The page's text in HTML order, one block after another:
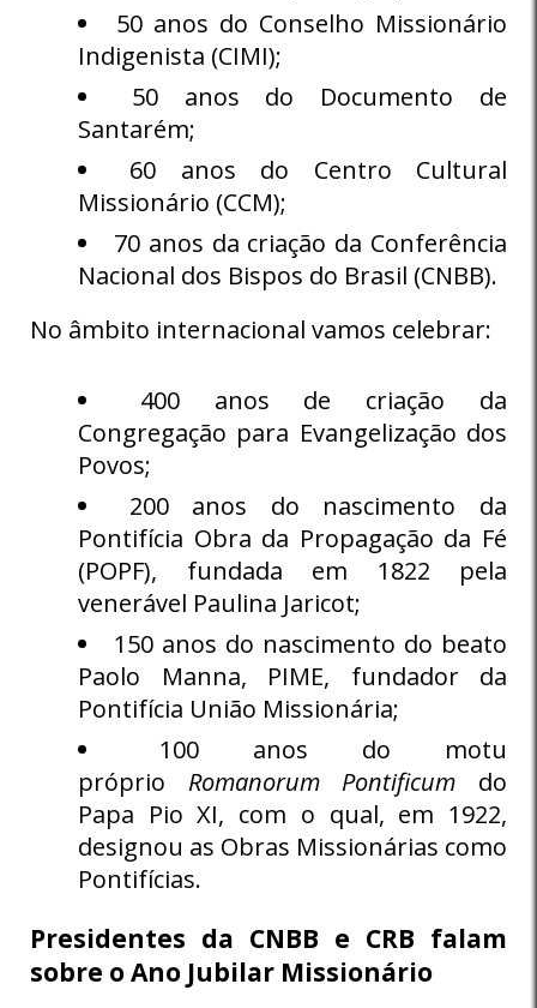
50 anos do Conselho Missionário
Indigenista (CIMI);
50 anos do Documento de
Santarém;
60 anos do Centro Cultural
Missionário (CCM);
70 anos da criação da Conferência
Nacional dos Bispos do Brasil (CNBB).
No âmbito internacional vamos celebrar:
400 anos de criação da
Congregação para Evangelização dos
Povos;
200 anos do nascimento da
Pontifícia Obra da Propagação da Fé
(POPF), fundada em 1822 pela
venerável Paulina Jaricot;
150 anos do nascimento do beato
Paolo Manna, PIME, fundador da
Pontifícia União Missionária;
100 anos do motu
próprio Romanorum Pontificum do
Papa Pio XI, com o qual, em 1922,
designou as Obras Missionárias como
Pontifícias.
Presidentes da CNBB e CRB falam
sobre o Ano Jubilar Missionário